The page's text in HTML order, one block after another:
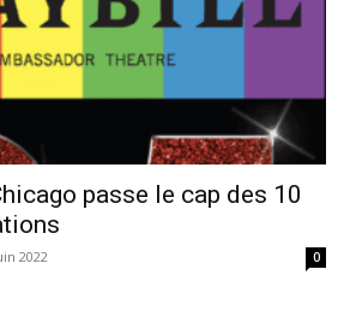
passe le cap des 10
2022 0